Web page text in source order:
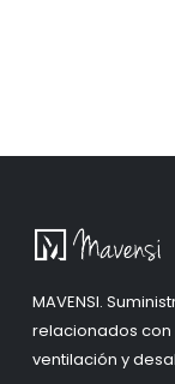
MAVENSI.
relacionados con
ventilación y